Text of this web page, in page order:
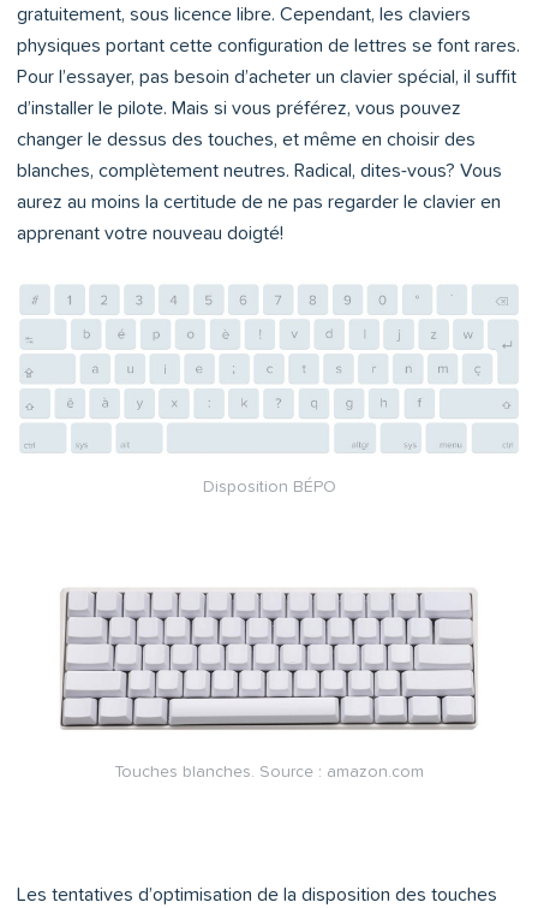
gratuitement, sous licence libre. Cependant, les claviers
physiques portant cette configuration de lettres se font rares.
Pour l’essayer, pas besoin d’acheter un clavier spécial, il suffit
d’installer le pilote. Mais si vous préférez, vous pouvez
changer le dessus des touches, et même en choisir des
blanches, complètement neutres. Radical, dites-vous? Vous
aurez au moins la certitude de ne pas regarder le clavier en
apprenant votre nouveau doigté!
Disposition BÉPO
Touches blanches. Source : amazon.com
Les tentatives d’optimisation de la disposition des touches